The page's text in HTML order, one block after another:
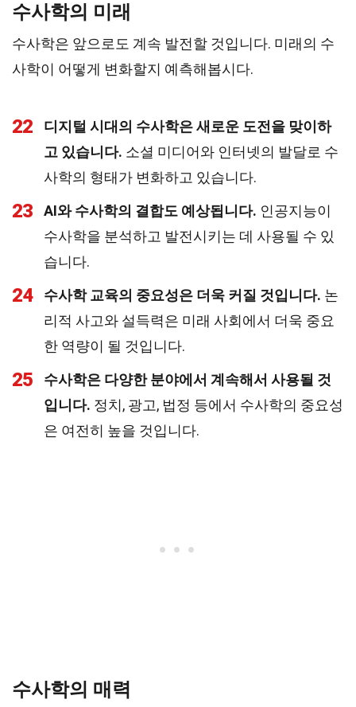
수사학의 미래
수사학은 앞으로도 계속 발전할 것입니다. 미래의 수
사학이 어떻게 변화할지 예측해봅시다.
22
디지털 시대의 수사학은 새로운 도전을 맞이하
고 있습니다. 소셜 미디어와 인터넷의 발달로 수
사학의 형태가 변화하고 있습니다.
23 AI와 수사학의 결합도 예상됩니다. 인공지능이
수사학을 분석하고 발전시키는 데 사용될 수 있
습니다.
24 수사학 교육의 중요성은 더욱 커질 것입니다. 논
리적 사고와 설득력은 미래 사회에서 더욱 중요
한 역량이 될 것입니다.
25
수사학은 다양한 분야에서 계속해서 사용될 것
입니다. 정치, 광고, 법정 등에서 수사학의 중요성
은 여전히 높을 것입니다.
수사학의 매력